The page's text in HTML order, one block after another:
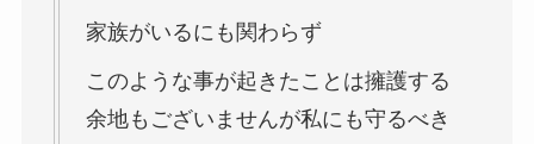
家族がいるにも関わらず
このような事が起きたことは擁護する
余地もございませんが私にも守るべき